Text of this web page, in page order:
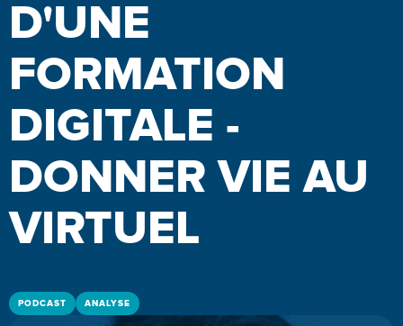
D'UNE
FORMATION
DIGITALE -
DONNER VIE AU
VIRTUEL
PODCAST ANALYSE